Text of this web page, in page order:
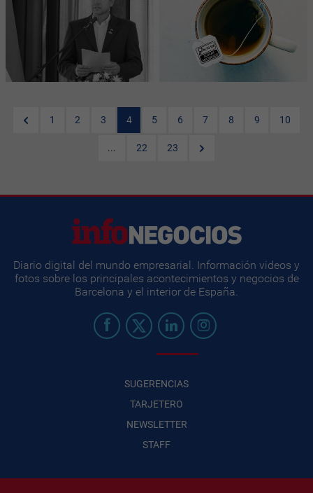
1 2 3 4 5 6 7 8 9 10
... 22 23
Diario digital del mundo empresarial. Información videos y
fotos sobre los principales acontecimientos y negocios de
Barcelona y el interior de España.
SUGERENCIAS
TARJETERO
NEWSLETTER
STAFF